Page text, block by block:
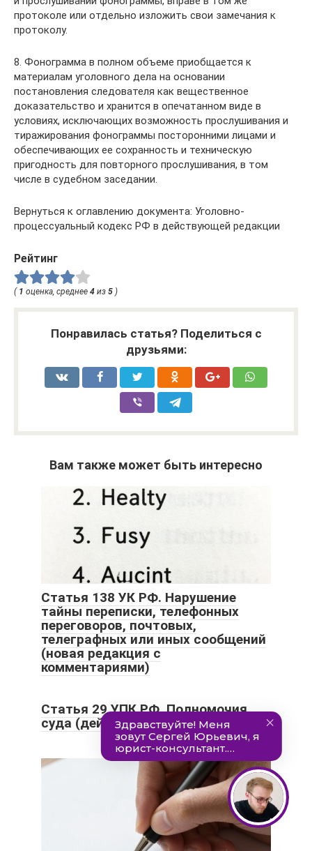
протоколе или отдельно изложить свои замечания к
протоколу.
8. Фонограмма в полном объеме приобщается к
материалам уголовного дела на основании
постановления следователя как вещественное
доказательство и хранится в опечатанном виде в
условиях, исключающих возможность прослушивания и
тиражирования фонограммы посторонними лицами и
обеспечивающих ее сохранность и техническую
пригодность для повторного прослушивания, в том
числе в судебном заседании.
Вернуться к оглавлению документа: Уголовно-
процессуальный кодекс РФ в действующей редакции
Рейтинг
( 1 оценка, среднее 4 из 5 )
Понравилась статья? Поделиться с
друзьями:
Вам также может быть интересно
Статья 138 УК РФ. Нарушение
тайны переписки, телефонных
переговоров, почтовых,
телеграфных или иных сообщений
(новая редакция с
комментариями)
Статья 29 УПК РФ. Полномочия
суда (действующая редакция)